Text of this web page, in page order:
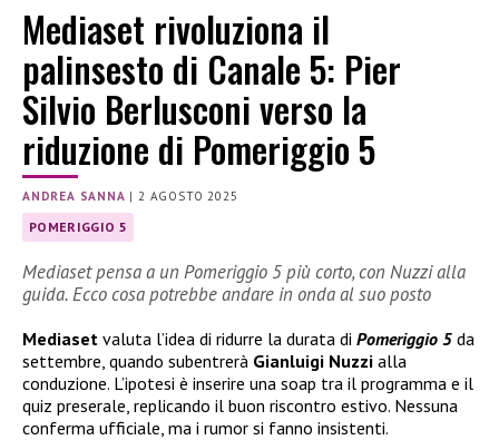
Mediaset rivoluziona il
palinsesto di Canale 5: Pier
Silvio Berlusconi verso la
riduzione di Pomeriggio 5
ANDREA SANNA | 2 AGOSTO 2025
POMERIGGIO 5
Mediaset pensa a un Pomeriggio 5 più corto, con Nuzzi alla
guida. Ecco cosa potrebbe andare in onda al suo posto
Mediaset valuta l’idea di ridurre la durata di Pomeriggio 5 da
settembre, quando subentrerà Gianluigi Nuzzi alla
conduzione. L’ipotesi è inserire una soap tra il programma e il
quiz preserale, replicando il buon riscontro estivo. Nessuna
conferma ufficiale, ma i rumor si fanno insistenti.